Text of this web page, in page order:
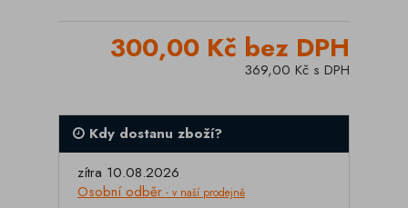
300,00 Kč bez DPH
369,00 Kč s DPH
Kdy dostanu zboží?
zítra 10.08.2026
Osobní odběr - v naší prodejně